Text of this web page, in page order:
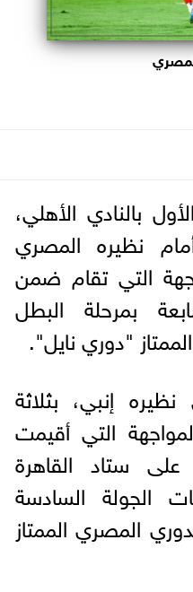
بالنادي الأهلي،
نظيره المصري
التي تقام ضمن
بمرحلة البطل
"دوري نايل".
إنبي، بثلاثة
التي أقيمت
على ستاد القاهرة
الجولة السادسة
المصري الممتاز